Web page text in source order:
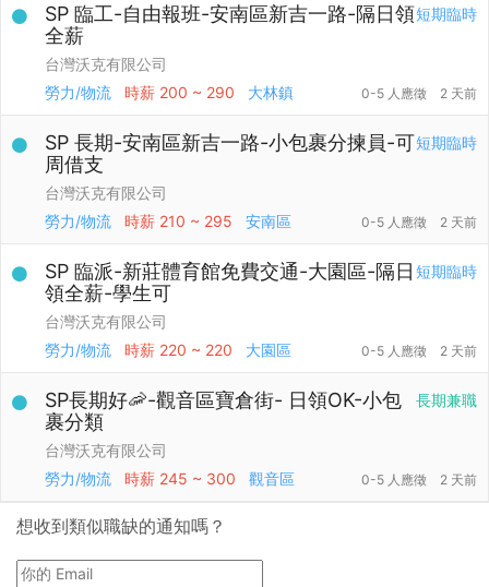
短期臨時
SP 臨工-自由報班-安南區新吉一路-隔日領
全薪
台灣沃克有限公司
勞力/物流
時薪 200 ~ 290 大林鎮 0-5 人應徵 2 天前
短期臨時
SP 長期-安南區新吉一路-小包裹分揀員-可
周借支
台灣沃克有限公司
勞力/物流
時薪 210 ~ 295 安南區 0-5 人應徵 2 天前
短期臨時
SP 臨派-新莊體育館免費交通-大園區-隔日
領全薪-學生可
台灣沃克有限公司
勞力/物流
時薪 220 ~ 220 大園區 0-5 人應徵 2 天前
長期兼職
SP長期好🦐-觀音區寶倉街- 日領OK-小包
裹分類
台灣沃克有限公司
勞力/物流
時薪 245 ~ 300 觀音區 0-5 人應徵 2 天前
想收到類似職缺的通知嗎？